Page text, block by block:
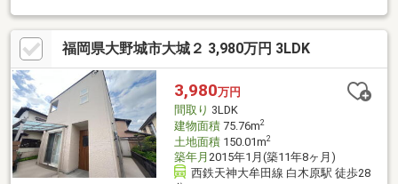
好◇2016年4月リフォーム完了～リフォーム内容～新品交換：シ
ステムキッチン（食器洗い乾燥機付）・洗面化粧台・トイレ（1
階、2階）ユニットバス（浴室暖房換気乾燥機付）、天井クロス張
替、その他：外壁塗装【周辺施設】1.にしてつストアレガネット
牛頸まで630m 徒歩8分2.大野城市立平野小学校まで800m 徒歩10
分3.大野城市立平野中学校まで1810m 徒歩23分
福岡県大野城市大城２ 3,980万円 3LDK
3,980万円
間取り 3LDK
建物面積75.76m2
土地面積150.01m2
築年月 2015年1月(築11年8ヶ月)
西鉄天神大牟田線 白木原駅 徒歩28